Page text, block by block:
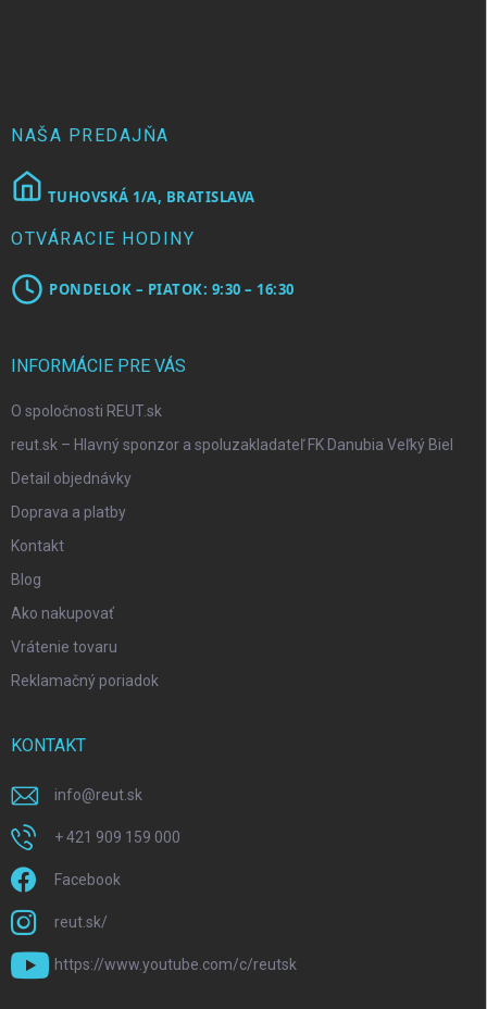
NAŠA PREDAJŇA
TUHOVSKÁ 1/A, BRATISLAVA
OTVÁRACIE HODINY
PONDELOK – PIATOK: 9:30 – 16:30
INFORMÁCIE PRE VÁS
O spoločnosti REUT.sk
reut.sk – Hlavný sponzor a spoluzakladateľ FK Danubia Veľký Biel
Detail objednávky
Doprava a platby
Kontakt
Blog
Ako nakupovať
Vrátenie tovaru
Reklamačný poriadok
KONTAKT
info@reut.sk
+ 421 909 159 000
Facebook
reut.sk/
https://www.youtube.com/c/reutsk